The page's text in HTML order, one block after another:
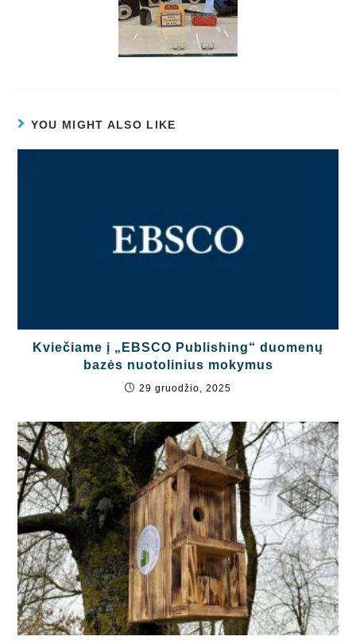
YOU MIGHT ALSO LIKE
Kviečiame į „EBSCO Publishing“ duomenų
bazės nuotolinius mokymus
29 gruodžio, 2025